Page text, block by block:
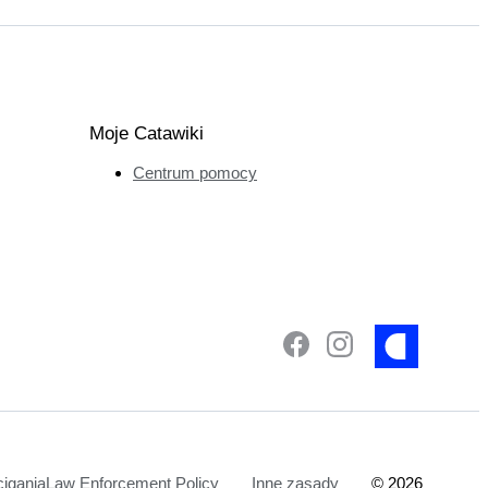
Moje Catawiki
Centrum pomocy
Enforcement Policy Inne zasady © 2026